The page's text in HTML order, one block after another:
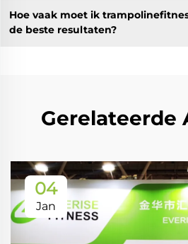
Hoe vaak moet ik
de beste resultaten?
Gerelateerde
04
Jan